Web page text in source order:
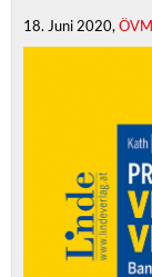
18. Juni 2020, ÖVM